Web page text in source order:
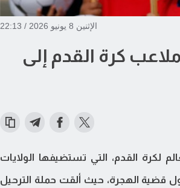
الإثنين 8 يونيو 2026 / 22:13
كرة القدم إلى
القدم، التي تستضيفها الولايات
معركة حول قضية الهجرة، حيث ألقت حملة الترحيل